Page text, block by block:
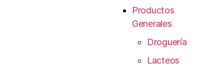
Productos
Generales
Droguería
Lacteos